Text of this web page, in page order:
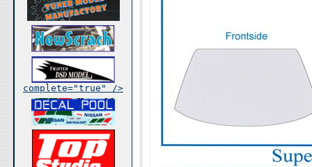
complete="true" />